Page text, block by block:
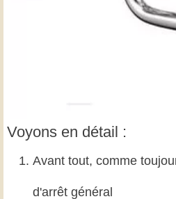
Voyons en détail :
Avant tout, comme
d'arrêt général